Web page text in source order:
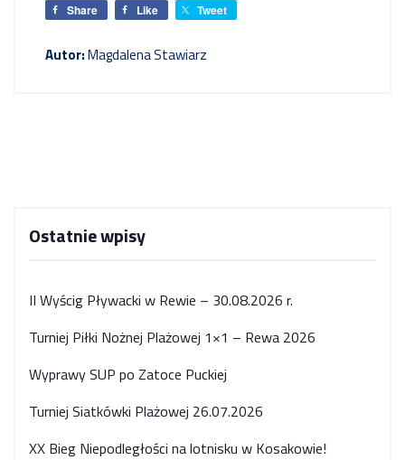
Share Like Tweet
Autor:Magdalena Stawiarz
Ostatnie wpisy
II Wyścig Pływacki w Rewie – 30.08.2026 r.
Turniej Piłki Nożnej Plażowej 1×1 – Rewa 2026
Wyprawy SUP po Zatoce Puckiej
Turniej Siatkówki Plażowej 26.07.2026
XX Bieg Niepodległości na lotnisku w Kosakowie!